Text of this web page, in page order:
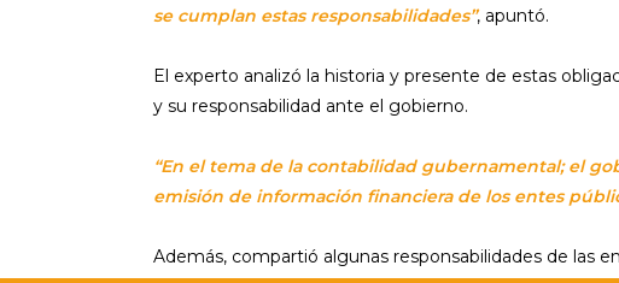
se cumplan estas responsabilidades”, apuntó.
El experto analizó la historia y presente de estas
y su responsabilidad ante el gobierno.
“En el tema de la contabilidad gubernamental; el
emisión de información financiera de los entes
Además, compartió algunas responsabilidades de las